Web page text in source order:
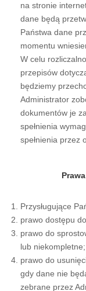
na stronie
dane będą
Państwa dane
momentu
W celu
przepisów
będziemy
Administrator
dokumentów je
spełnienia
spełnienia przez
Przysługujące
prawo dostępu
prawo do
lub niekompletne;
prawo do
gdy dane nie
zebrane przez